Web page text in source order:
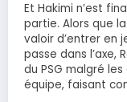
Et Hakimi n’est
partie. Alors que
valoir d’entrer en
passe dans l’axe,
du PSG malgré
équipe, faisant